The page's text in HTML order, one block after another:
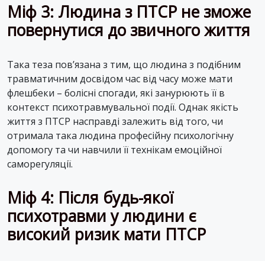
Міф 3: Людина з ПТСР не зможе
повернутися до звичного життя
Така теза пов’язана з тим, що людина з подібним
травматичним досвідом час від часу може мати
флешбеки – болісні спогади, які занурюють її в
контекст психотравмувальної події. Однак якість
життя з ПТСР насправді залежить від того, чи
отримала така людина професійну психологічну
допомогу та чи навчили її технікам емоційної
саморегуляції.
Міф 4: Після будь-якої
психотравми у людини є
високий ризик мати ПТСР